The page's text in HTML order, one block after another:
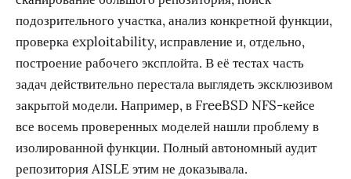
подозрительного участка, анализ конкретной функции,
проверка exploitability, исправление и, отдельно,
построение рабочего эксплойта. В её тестах часть
задач действительно перестала выглядеть эксклюзивом
закрытой модели. Например, в FreeBSD NFS-кейсе
все восемь проверенных моделей нашли проблему в
изолированной функции. Полный автономный аудит
репозитория AISLE этим не доказывала.